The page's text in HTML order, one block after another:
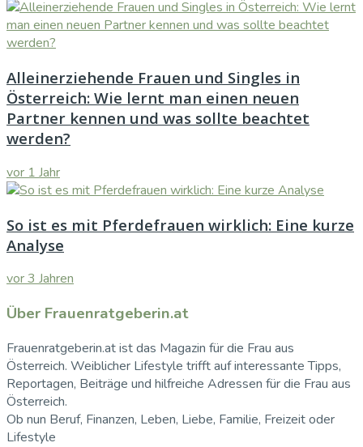
Alleinerziehende Frauen und Singles in
Österreich: Wie lernt man einen neuen
Partner kennen und was sollte beachtet
werden?
vor 1 Jahr
So ist es mit Pferdefrauen wirklich: Eine kurze
Analyse
vor 3 Jahren
Über Frauenratgeberin.at
Frauenratgeberin.at ist das Magazin für die Frau aus
Österreich. Weiblicher Lifestyle trifft auf interessante Tipps,
Reportagen, Beiträge und hilfreiche Adressen für die Frau aus
Österreich.
Ob nun Beruf, Finanzen, Leben, Liebe, Familie, Freizeit oder
Lifestyle